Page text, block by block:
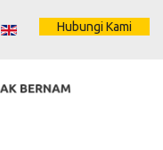
Hubungi Kami